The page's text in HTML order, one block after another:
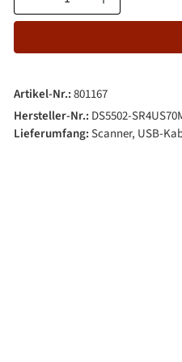
Artikel-Nr.:801167
Hersteller-Nr.: DS5502-
Lieferumfang:Scanner, USB-